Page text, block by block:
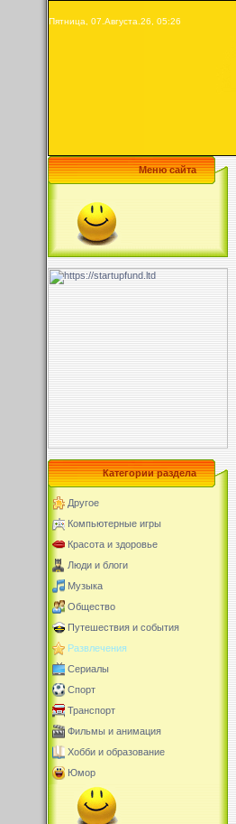
Пятница, 07.Августа.26, 05:26
Меню сайта
Категории раздела
Другое
Компьютерные игры
Красота и здоровье
Люди и блоги
Музыка
Общество
Путешествия и события
Развлечения
Сериалы
Спорт
Транспорт
Фильмы и анимация
Хобби и образование
Юмор